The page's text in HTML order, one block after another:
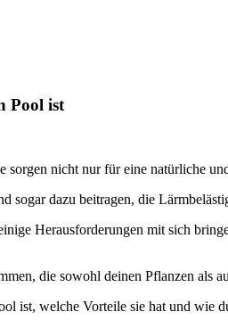
Pool ist
nicht nur für eine natürliche
sogar dazu beitragen, die
Herausforderungen mit sich
die sowohl deinen Pflanzen als
ist, welche Vorteile sie hat und wie